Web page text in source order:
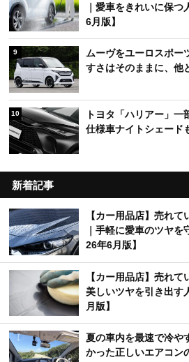
｜愛車をきれいに保
6月版】
9
ムーヴをユーロスポー
すさはそのままに、他
10
トヨタ「ハリアー」
仕様車ナイトシェード
新着記事
【カー用品店】売れ
｜手軽に愛車のツヤ
26年6月版】
【カー用品店】売れて
美しいツヤを引き出す
月版】
夏の車内を最速で冷や
かった正しいエアコン